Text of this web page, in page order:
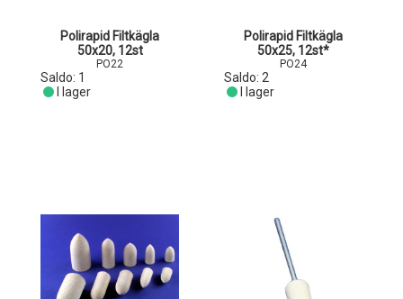
Polirapid Filtkägla
50x20, 12st
PO22
Saldo: 1
I lager
Polirapid Filtkägla
50x25, 12st*
PO24
Saldo: 2
I lager